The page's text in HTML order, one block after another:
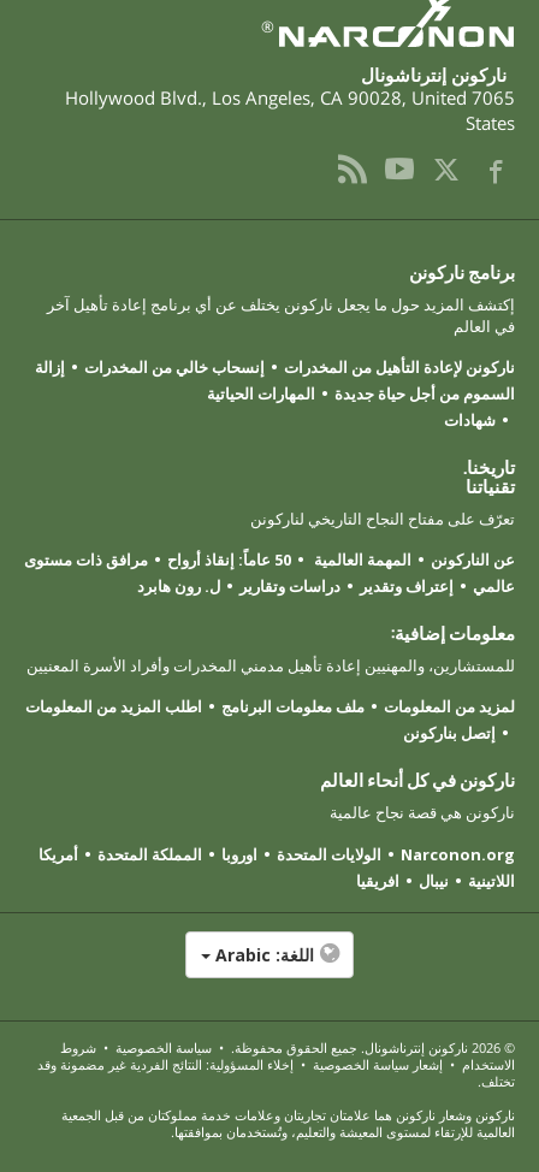
®
ناركونن إنترناشونال
7065 Hollywood Blvd.
, Los Angeles, CA 90028, United
States
برنامج ناركونن
إكتشف المزيد حول ما يجعل ناركونن يختلف عن أي برنامج إعادة تأهيل آخر
في العالم
ناركونن لإعادة التأهيل من المخدرات
إنسحاب خالي من المخدرات
إزالة
السموم من أجل حياة جديدة
المهارات الحياتية
شهادات
تاريخنا.
تقنياتنا
تعرّف على مفتاح النجاح التاريخي لناركونن
عن الناركونن
المهمة العالمية 50 عاماً: إنقاذ أرواح
مرافق ذات مستوى
عالمي
إعتراف وتقدير دراسات وتقارير ل. رون هابرد
معلومات إضافية:
للمستشارين، والمهنيين إعادة تأهيل مدمني المخدرات وأفراد الأسرة المعنيين
لمزيد من المعلومات
ملف معلومات البرنامج
اطلب المزيد من المعلومات
إتصل بناركونن
ناركونن في كل أنحاء العالم
ناركونن هي قصة نجاح عالمية
Narconon.org
الولايات المتحدة اوروبا المملكة المتحدة
أمريكا
اللاتينية
نيبال افريقيا
اللغة:
© 2026 ناركونن إنترناشونال. جميع الحقوق محفوظة. • سياسة الخصوصية • شروط
الاستخدام • إشعار سياسة الخصوصية • إخلاء المسؤولية: النتائج الفردية غير مضمونة وقد
تختلف.
ناركونن وشعار ناركونن هما علامتان تجاريتان وعلامات خدمة مملوكتان من قبل الجمعية
العالمية للإرتقاء لمستوى المعيشة والتعليم، وتُستخدمان بموافقتها.